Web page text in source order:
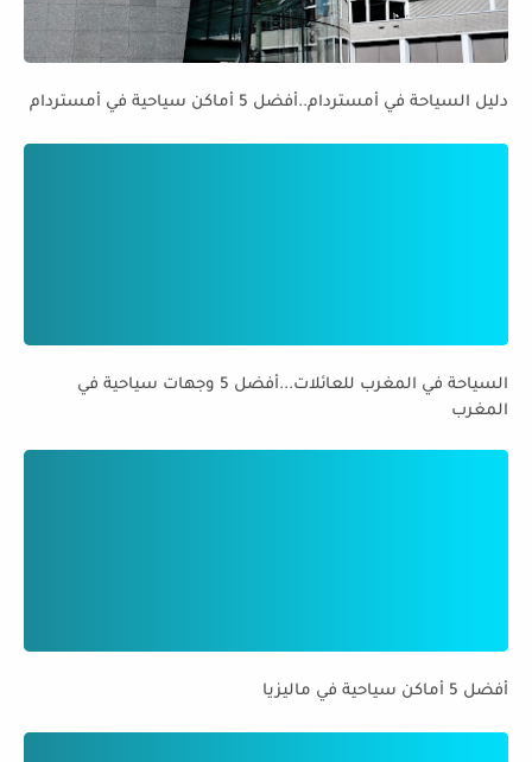
دليل السياحة في أمستردام..أفضل 5 أماكن سياحية في أمستردام
السياحة في المغرب للعائلات...أفضل 5 وجهات سياحية في
المغرب
أفضل 5 أماكن سياحية في ماليزيا